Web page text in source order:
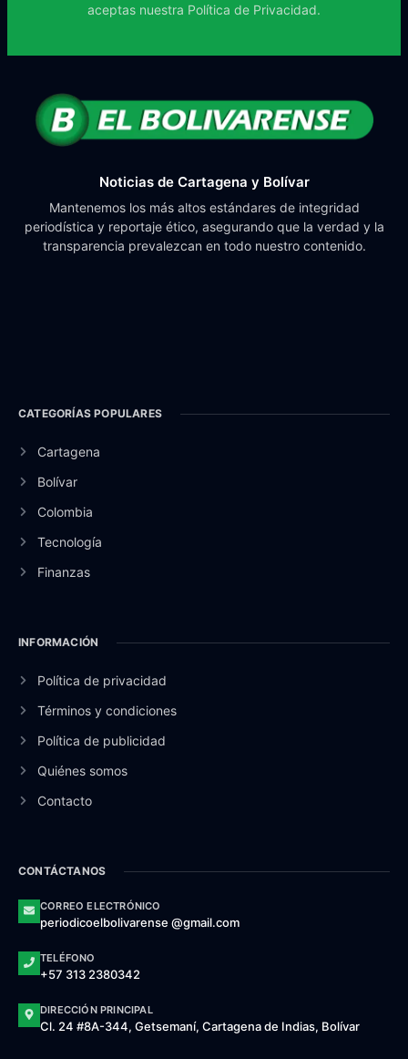
aceptas nuestra Política de Privacidad.
Noticias de Cartagena y Bolívar
Mantenemos los más altos estándares de integridad
periodística y reportaje ético, asegurando que la verdad y la
transparencia prevalezcan en todo nuestro contenido.
CATEGORÍAS POPULARES
Cartagena
Bolívar
Colombia
Tecnología
Finanzas
INFORMACIÓN
Política de privacidad
Términos y condiciones
Política de publicidad
Quiénes somos
Contacto
CONTÁCTANOS
CORREO ELECTRÓNICO
periodicoelbolivarense @gmail.com
TELÉFONO
+57 313 2380342
DIRECCIÓN PRINCIPAL
Cl. 24 #8A-344, Getsemaní, Cartagena de Indias, Bolívar